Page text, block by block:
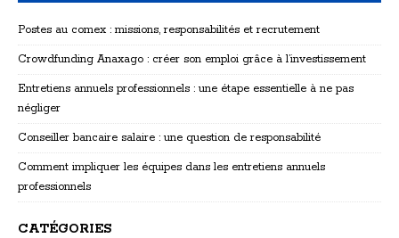
Postes au comex : missions, responsabilités et recrutement
Crowdfunding Anaxago : créer son emploi grâce à l’investissement
Entretiens annuels professionnels : une étape essentielle à ne pas
négliger
Conseiller bancaire salaire : une question de responsabilité
Comment impliquer les équipes dans les entretiens annuels
professionnels
CATÉGORIES